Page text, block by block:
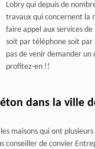
Lobry qui depuis de
travaux qui concernent la
faire appel aux services
soit par téléphone soit par
pas de venir demander
profitez-en !!
dans la ville
maisons qui ont
de convier